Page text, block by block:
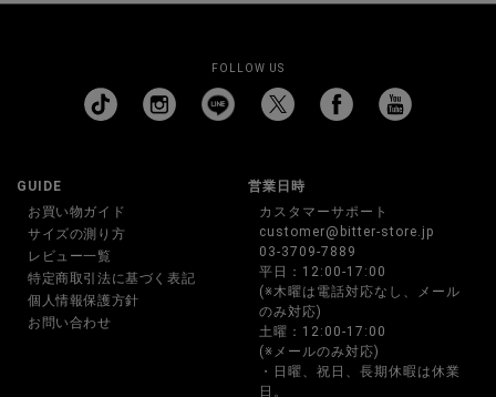
FOLLOW US
GUIDE
お買い物ガイド
サイズの測り方
レビュー一覧
特定商取引法に基づく表記
個人情報保護方針
お問い合わせ
営業日時
カスタマーサポート
customer@bitter-store.jp
03-3709-7889
平日：12:00-17:00
(※木曜は電話対応なし、メール
のみ対応)
土曜：12:00-17:00
(※メールのみ対応)
・日曜、祝日、長期休暇は休業
日。